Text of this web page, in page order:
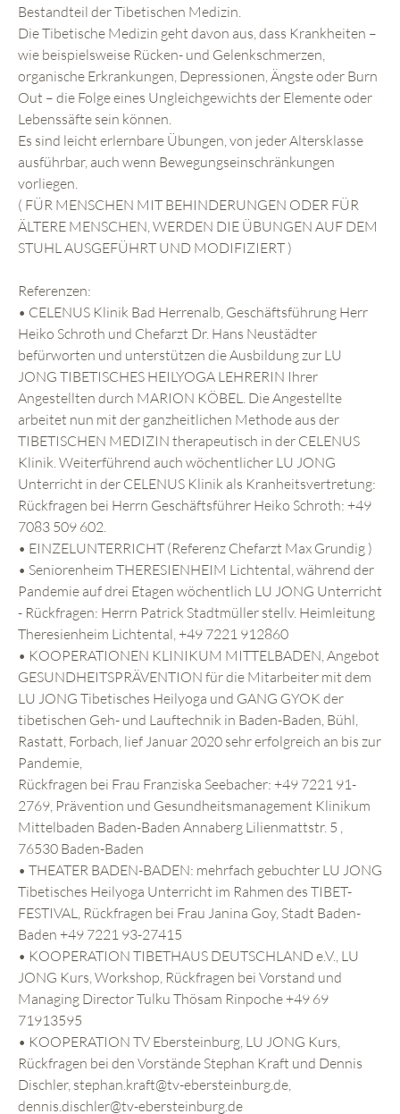
Bestandteil der Tibetischen Medizin.
Die Tibetische Medizin geht davon aus, dass Krankheiten –
wie beispielsweise Rücken- und Gelenkschmerzen,
organische Erkrankungen, Depressionen, Ängste oder Burn
Out – die Folge eines Ungleichgewichts der Elemente oder
Lebenssäfte sein können.
Es sind leicht erlernbare Übungen, von jeder Altersklasse
ausführbar, auch wenn Bewegungseinschränkungen
vorliegen.
( FÜR MENSCHEN MIT BEHINDERUNGEN ODER FÜR
ÄLTERE MENSCHEN, WERDEN DIE ÜBUNGEN AUF DEM
STUHL AUSGEFÜHRT UND MODIFIZIERT )
Referenzen:
• CELENUS Klinik Bad Herrenalb, Geschäftsführung Herr
Heiko Schroth und Chefarzt Dr. Hans Neustädter
befürworten und unterstützen die Ausbildung zur LU
JONG TIBETISCHES HEILYOGA LEHRERIN Ihrer
Angestellten durch MARION KÖBEL. Die Angestellte
arbeitet nun mit der ganzheitlichen Methode aus der
TIBETISCHEN MEDIZIN therapeutisch in der CELENUS
Klinik. Weiterführend auch wöchentlicher LU JONG
Unterricht in der CELENUS Klinik als Kranheitsvertretung:
Rückfragen bei Herrn Geschäftsführer Heiko Schroth: +49
7083 509 602.
• EINZELUNTERRICHT (Referenz Chefarzt Max Grundig )
• Seniorenheim THERESIENHEIM Lichtental, während der
Pandemie auf drei Etagen wöchentlich LU JONG Unterricht
- Rückfragen: Herrn Patrick Stadtmüller stellv. Heimleitung
Theresienheim Lichtental, +49 7221 912860
• KOOPERATIONEN KLINIKUM MITTELBADEN, Angebot
GESUNDHEITSPRÄVENTION für die Mitarbeiter mit dem
LU JONG Tibetisches Heilyoga und GANG GYOK der
tibetischen Geh- und Lauftechnik in Baden-Baden, Bühl,
Rastatt, Forbach, lief Januar 2020 sehr erfolgreich an bis zur
Pandemie,
Rückfragen bei Frau Franziska Seebacher: +49 7221 91-
2769, Prävention und Gesundheitsmanagement Klinikum
Mittelbaden Baden-Baden Annaberg Lilienmattstr. 5 ,
76530 Baden-Baden
• THEATER BADEN-BADEN: mehrfach gebuchter LU JONG
Tibetisches Heilyoga Unterricht im Rahmen des TIBET-
FESTIVAL, Rückfragen bei Frau Janina Goy, Stadt Baden-
Baden +49 7221 93-27415
• KOOPERATION TIBETHAUS DEUTSCHLAND e.V., LU
JONG Kurs, Workshop, Rückfragen bei Vorstand und
Managing Director Tulku Thösam Rinpoche +49 69
71913595
• KOOPERATION TV Ebersteinburg, LU JONG Kurs,
Rückfragen bei den Vorstände Stephan Kraft und Dennis
Dischler, stephan.kraft@tv-ebersteinburg.de,
dennis.dischler@tv-ebersteinburg.de